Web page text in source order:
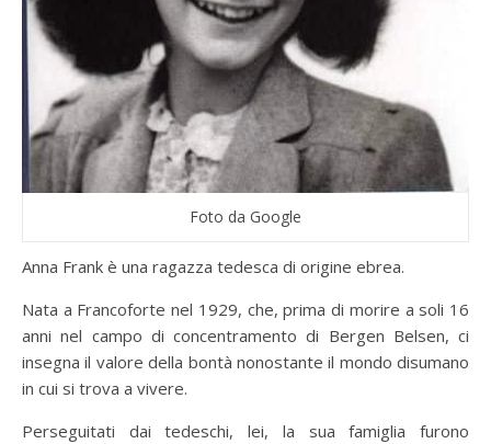
Foto da Google
Anna Frank è una ragazza tedesca di origine ebrea.
Nata a Francoforte nel 1929, che, prima di morire a soli 16
anni nel campo di concentramento di Bergen Belsen, ci
insegna il valore della bontà nonostante il mondo disumano
in cui si trova a vivere.
Perseguitati dai tedeschi, lei, la sua famiglia furono